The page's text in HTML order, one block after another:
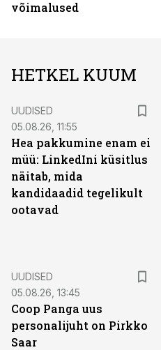
võimalused
HETKEL KUUM
UUDISED
05.08.26, 11:55
Hea pakkumine enam ei
müü: LinkedIni küsitlus
näitab, mida
kandidaadid tegelikult
ootavad
UUDISED
05.08.26, 13:45
Coop Panga uus
personalijuht on Pirkko
Saar